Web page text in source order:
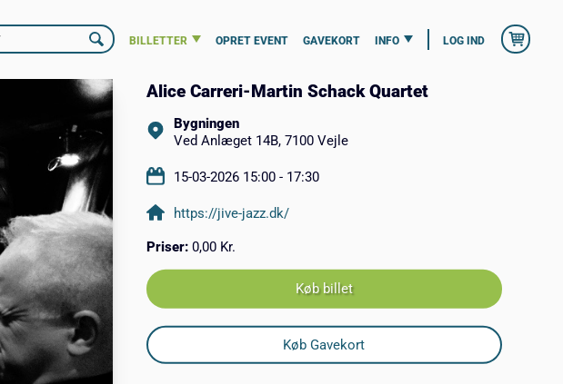
BILLETTER OPRET EVENT GAVEKORT INFO LOG IND
Alice Carreri-Martin Schack Quartet
Bygningen
Ved Anlæget 14B, 7100 Vejle
15-03-2026 15:00 - 17:30
https://jive-jazz.dk/
Priser: 0,00 Kr.
Køb billet
Køb Gavekort